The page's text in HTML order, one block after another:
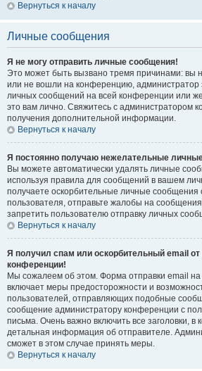
Вернуться к началу
Личные сообщения
Я не могу отправить личные сообщения!
Это может быть вызвано тремя причинами: вы
или не вошли на конференцию, администратор
личных сообщений на всей конференции или
это вам лично. Свяжитесь с администратором
получения дополнительной информации.
Вернуться к началу
Я постоянно получаю нежелательные
Вы можете автоматически удалять личные
используя правила для сообщений в вашем
получаете оскорбительные личные сообщения
пользователя, отправьте жалобы на
запретить пользователю отправку личных
Вернуться к началу
Я получил спам или оскорбительный email от
конференции!
Мы сожалеем об этом. Форма отправки email
включает меры предосторожности и
пользователей, отправляющих подобные
сообщение администратору конференции с
письма. Очень важно включить все заголовки, в
детальная информация об отправителе.
сможет в этом случае принять меры.
Вернуться к началу